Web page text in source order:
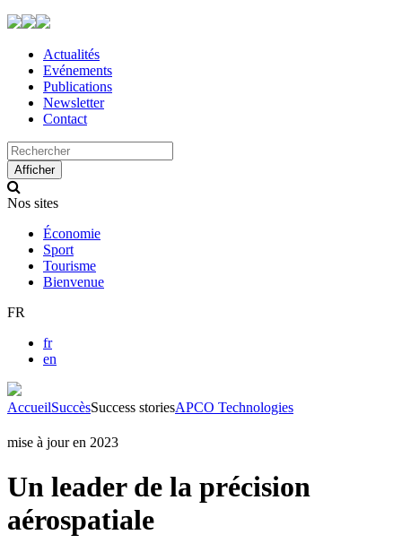
Actualités
Evénements
Publications
Newsletter
Contact
Search
up
result.
use
touch
Afficher
Nos sites
Économie
Sport
Tourisme
Bienvenue
FR
fr
en
AccueilSuccèsSuccess storiesAPCO Technologies
mise à jour en 2023
Un leader de la précision
aérospatiale